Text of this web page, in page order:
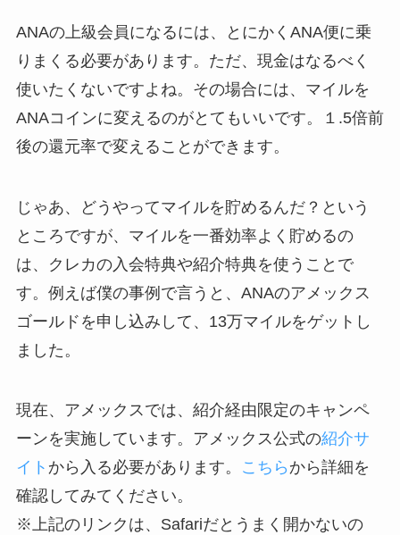
ANAの上級会員になるには、とにかくANA便に乗
りまくる必要があります。ただ、現金はなるべく
使いたくないですよね。その場合には、マイルを
ANAコインに変えるのがとてもいいです。１.5倍前
後の還元率で変えることができます。
じゃあ、どうやってマイルを貯めるんだ？という
ところですが、マイルを一番効率よく貯めるの
は、クレカの入会特典や紹介特典を使うことで
す。例えば僕の事例で言うと、ANAのアメックス
ゴールドを申し込みして、13万マイルをゲットし
ました。
現在、アメックスでは、紹介経由限定のキャンペ
ーンを実施しています。アメックス公式の紹介サ
イト から入る必要があります。 こちら から詳細を
確認してみてください。
※上記のリンクは、Safariだとうまく開かないの